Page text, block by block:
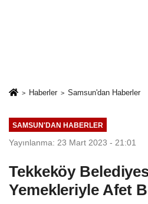
Haberler Samsun'dan Haberler
SAMSUN'DAN HABERLER
Yayınlanma: 23 Mart 2023 - 21:01
Tekkeköy
Yemekleriyle Afet